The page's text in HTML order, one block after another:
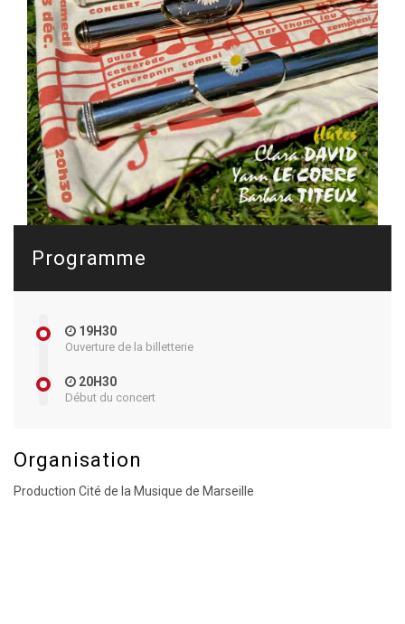
Programme
19H30
Ouverture de la billetterie
20H30
Début du concert
Organisation
Production Cité de la Musique de Marseille